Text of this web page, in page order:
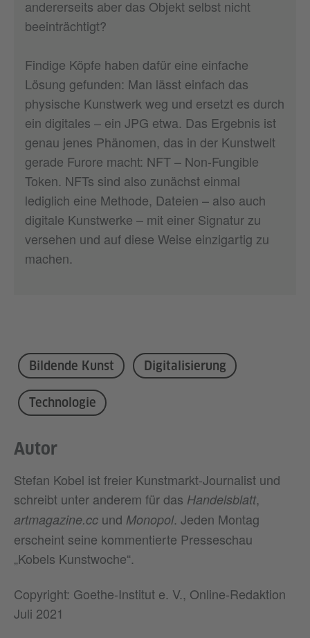
andererseits aber das Objekt selbst nicht
beeinträchtigt?
Findige Köpfe haben dafür eine einfache
Lösung gefunden: Man lässt einfach das
physische Kunstwerk weg und ersetzt es durch
ein digitales – ein JPG etwa. Das Ergebnis ist
genau jenes Phänomen, das in der Kunstwelt
gerade Furore macht: NFT – Non-Fungible
Token. NFTs sind also zunächst einmal
lediglich eine Methode, Dateien – also auch
digitale Kunstwerke – mit einer Signatur zu
versehen und auf diese Weise einzigartig zu
machen.
Bildende Kunst Digitalisierung
Technologie
Autor
Stefan Kobel ist freier Kunstmarkt-Journalist und
schreibt unter anderem für das Handelsblatt,
artmagazine.cc und Monopol. Jeden Montag
erscheint seine kommentierte Presseschau
„Kobels Kunstwoche“.
Copyright: Goethe-Institut e. V., Online-Redaktion
Juli 2021